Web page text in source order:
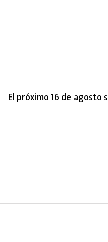
El próximo 16 de agosto